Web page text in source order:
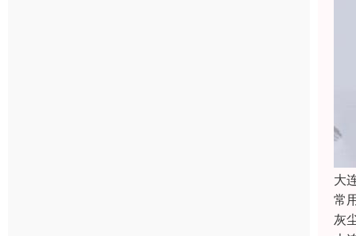
大
常
灰